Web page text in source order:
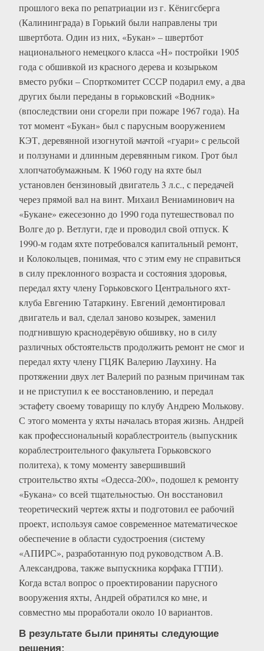
прошлого века по репатриации из г. Кёнигсберга
(Калининграда) в Горький были направлены три
швертбота. Один из них, «Букан» – швертбот
национального немецкого класса «Н» постройки 1905
года с обшивкой из красного дерева и козырьком
вместо рубки – Спорткомитет СССР подарил ему, а два
других были переданы в горьковский «Водник»
(впоследствии они сгорели при пожаре 1967 года). На
тот момент «Букан» был с парусным вооружением
КЭТ, деревянной изогнутой мачтой «гуари» с рельсой
и ползунами и длинным деревянным гиком. Грот был
хлопчатобумажным. К 1960 году на яхте был
установлен бензиновый двигатель 3 л.с., с передачей
через прямой вал на винт. Михаил Вениаминович на
«Букане» ежесезонно до 1990 года путешествовал по
Волге до р. Ветлуги, где и проводил свой отпуск. К
1990-м годам яхте потребовался капитальный ремонт,
и Колокольцев, понимая, что с этим ему не справиться
в силу преклонного возраста и состояния здоровья,
передал яхту члену Горьковского Центрального яхт-
клуба Евгению Татаркину. Евгений демонтировал
двигатель и вал, сделал заново козырек, заменил
подгнившую краснодерёвую обшивку, но в силу
различных обстоятельств продолжить ремонт не смог и
передал яхту члену ГЦЯК Валерию Лаухину. На
протяжении двух лет Валерий по разным причинам так
и не приступил к ее восстановлению, и передал
эстафету своему товарищу по клубу Андрею Молькову.
С этого момента у яхты началась вторая жизнь. Андрей
как профессиональный кораблестроитель (выпускник
кораблестроительного факультета Горьковского
политеха), к тому моменту завершивший
строительство яхты «Одесса-200», подошел к ремонту
«Букана» со всей тщательностью. Он восстановил
теоретический чертеж яхты и подготовил ее рабочий
проект, используя самое современное математическое
обеспечение в области судостроения (систему
«АПИРС», разработанную под руководством А.В.
Александрова, также выпускника корфака ГГПИ).
Когда встал вопрос о проектировании парусного
вооружения яхты, Андрей обратился ко мне, и
совместно мы проработали около 10 вариантов.
В результате были приняты следующие
решения: